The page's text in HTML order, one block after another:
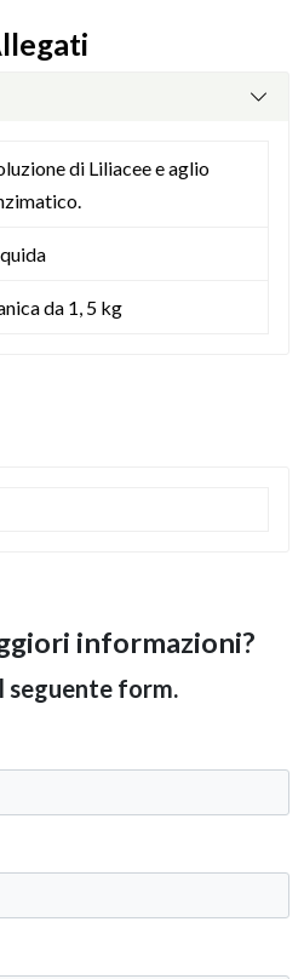
di Liliacee e aglio
da 1, 5 kg
informazioni?
form.